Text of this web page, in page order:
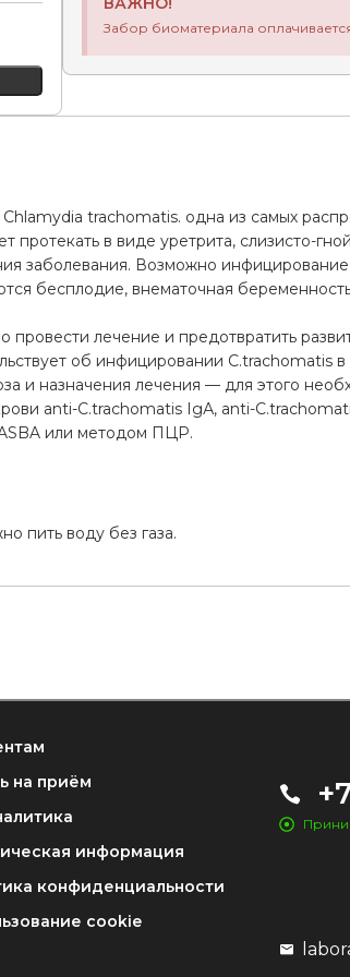
Забор биоматериала
trachomatis. одна из самых
в виде уретрита, слизисто-
заболевания. Возможно
бесплодие, внематочная
лечение и предотвратить
об инфицировании C.trachomatis в
и назначения лечения — для этого
аnti-C.trachomatis IgА, аnti-
или методом ПЦР.
пить воду без газа.
на приём
информация
конфиденциальности
cookie